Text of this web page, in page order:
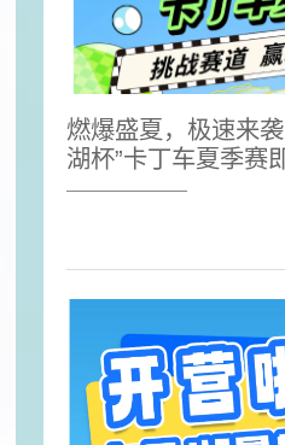
燃爆盛夏，极速来
湖杯”卡丁车夏季赛